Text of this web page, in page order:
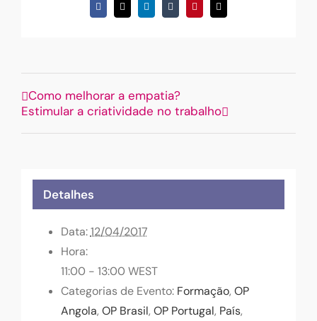
Facebook
X LinkedInTumblrPinterestEmail
(necessário
Como melhorar a empatia?
Estimular a criatividade no trabalho
Detalhes
Data: 12/04/2017
Hora:
11:00 - 13:00 WEST
Categorias de Evento: Formação, OP
Angola, OP Brasil, OP Portugal, País,